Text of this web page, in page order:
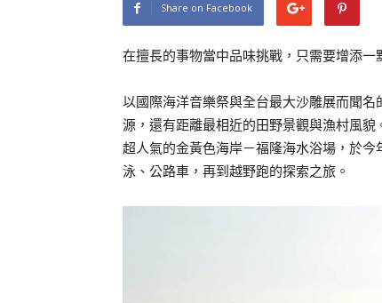
Share on Facebook
在擅長的事物當中品味挑戰，只需要增添一
以國際海洋音樂祭與全台最大沙雕展而聞
源，還有距離最相近的田野景觀與漁村風貌
超人氣的金黃色海岸－福隆海水浴場，於
泳、公路車，再到越野跑的探索之旅。